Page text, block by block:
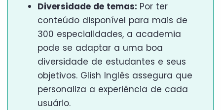
Diversidade de temas: Por ter
conteúdo disponível para mais de
300 especialidades, a academia
pode se adaptar a uma boa
diversidade de estudantes e seus
objetivos. Glish Inglês assegura que
personaliza a experiência de cada
usuário.